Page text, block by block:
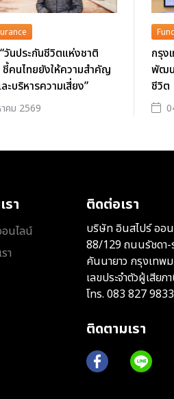
วันประกันชีวิตแห่งชาติ
ชี้คนไทยยังให้ความสำคัญ
ะบริหารความเสี่ยง”
คม 2569
กรุง
พัฒน
ชีวิต
รา
นไลน์
า
ติดต่อเรา
บริษัท อินสไปร์ ออน
88/129 ถนนรัชดา-
คันนายาว กรุงเทพ
เลขประจำตัวผู้เสีย
โทร. 083 827 9833
ติดตามเรา